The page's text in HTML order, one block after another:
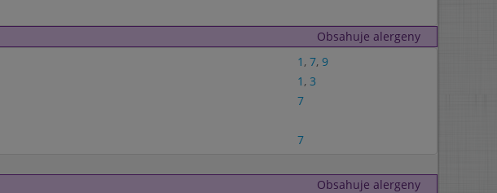
Obsahuje alergeny
1 , 7, 9
1 , 3
7
7
Obsahuje alergeny